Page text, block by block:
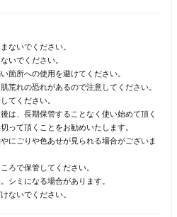
ないでください。
いでください。
箇所への使用を避けてください。
荒れの恐れがあるので注意してください。
てください。
は、長期保管することなく使い始めて頂く
って頂くことをお勧めいたします。
にごりや色あせが見られる場合がございま
ろで保管してください。
シミになる場合があります。
ないでください。